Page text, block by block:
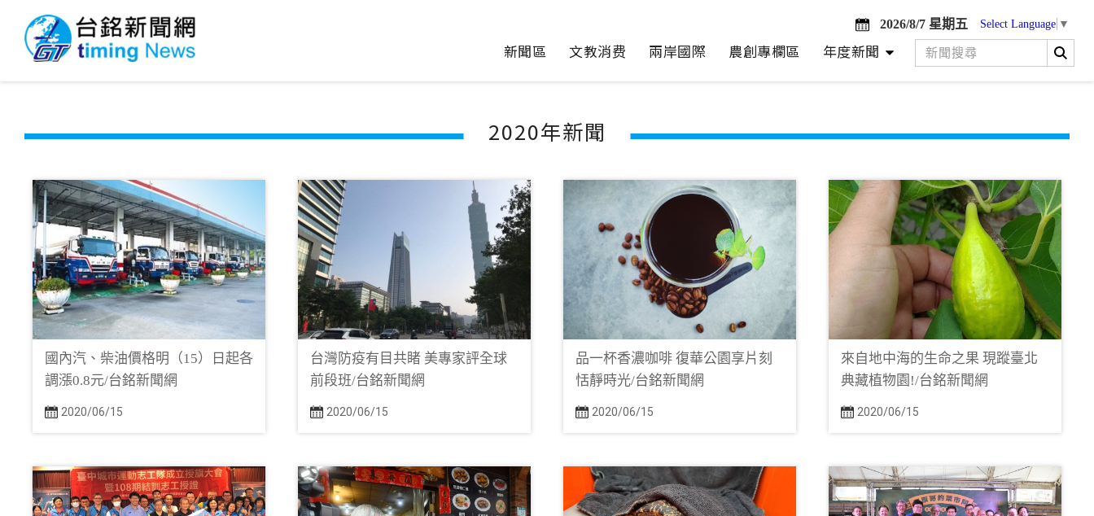
2026/8/7 星期五 Select Language ▼
新聞區 文教消费 兩岸國際 農創專欄區 年度新聞
2020年新聞
國內汽、柴油價格明（15）日起各
調漲0.8元/台銘新聞網
2020/06/15
台灣防疫有目共睹 美專家評全球
前段班/台銘新聞網
2020/06/15
品一杯香濃咖啡 復華公園享片刻
恬靜時光/台銘新聞網
2020/06/15
來自地中海的生命之果 現蹤臺北
典藏植物園!/台銘新聞網
2020/06/15